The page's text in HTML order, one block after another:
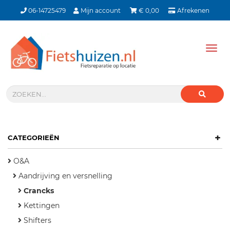
06-14725479 Mijn account € 0,00 Afrekenen
CATEGORIEËN +
O&A
Aandrijving en versnelling
Crancks
Kettingen
Shifters